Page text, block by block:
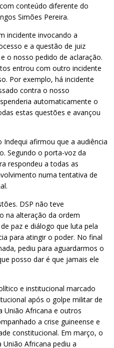
conteúdo diferente do
Simões Pereira.
incidente invocando a
e a questão de juiz
o nosso pedido de aclaração.
entrou com outro incidente
Por exemplo, há incidente
contra o nosso
automaticamente o
estas questões e avançou
afirmou que a audiência
Segundo o porta-voz da
respondeu a todas as
numa tentativa de
DSP não teve
na alteração da ordem
paz e diálogo que luta pela
para atingir o poder. No final
pediu para aguardarmos o
posso dar é que jamais ele
e institucional marcado
após o golpe militar de
União Africana e outros
a crise guineense e
constitucional. Em março, o
União Africana pediu a